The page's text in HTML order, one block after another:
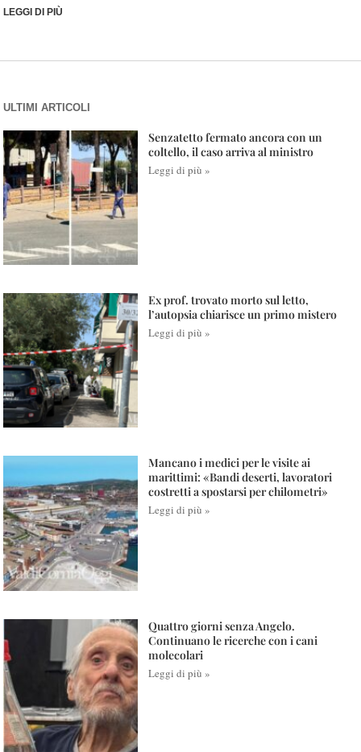
LEGGI DI PIÙ
ULTIMI ARTICOLI
Senzatetto fermato ancora con un
coltello, il caso arriva al ministro
Leggi di più »
Ex prof. trovato morto sul letto,
l’autopsia chiarisce un primo mistero
Leggi di più »
Mancano i medici per le visite ai
marittimi: «Bandi deserti, lavoratori
costretti a spostarsi per chilometri»
Leggi di più »
Quattro giorni senza Angelo.
Continuano le ricerche con i cani
molecolari
Leggi di più »